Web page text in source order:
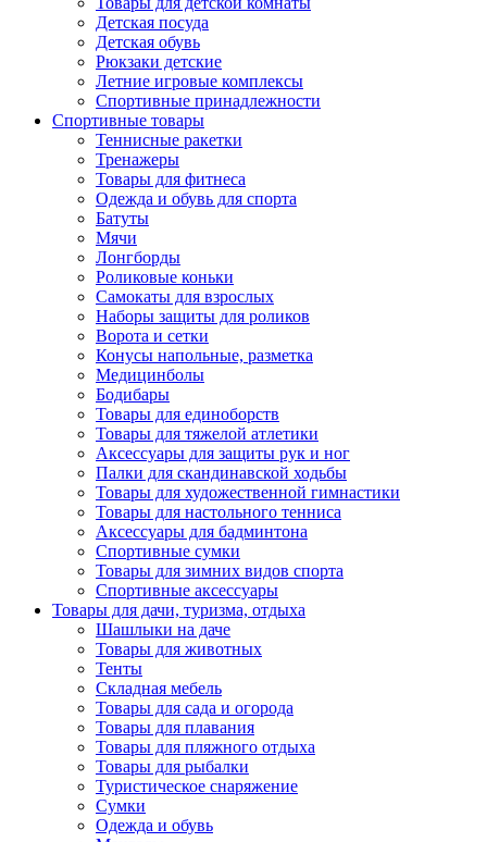
Детская посуда
Детская обувь
Рюкзаки детские
Летние игровые комплексы
Спортивные принадлежности
Спортивные товары
Теннисные ракетки
Тренажеры
Товары для фитнеса
Одежда и обувь для спорта
Батуты
Мячи
Лонгборды
Роликовые коньки
Самокаты для взрослых
Наборы защиты для роликов
Ворота и сетки
Конусы напольные, разметка
Медицинболы
Бодибары
Товары для единоборств
Товары для тяжелой атлетики
Аксессуары для защиты рук и ног
Палки для скандинавской ходьбы
Товары для художественной гимнастики
Товары для настольного тенниса
Аксессуары для бадминтона
Спортивные сумки
Товары для зимних видов спорта
Спортивные аксессуары
Товары для дачи, туризма, отдыха
Шашлыки на даче
Товары для животных
Тенты
Складная мебель
Товары для сада и огорода
Товары для плавания
Товары для пляжного отдыха
Товары для рыбалки
Туристическое снаряжение
Сумки
Одежда и обувь